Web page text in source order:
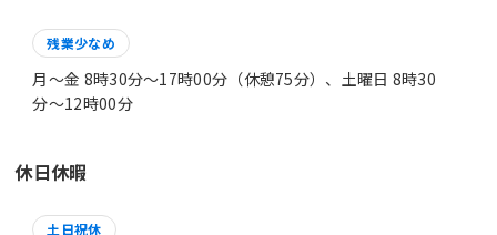
残業少なめ
月～金 8時30分〜17時00分（休憩75分）、土曜日 8時30
分〜12時00分
休日休暇
土日祝休